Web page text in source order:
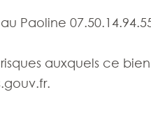
Paoline
auxquels ce